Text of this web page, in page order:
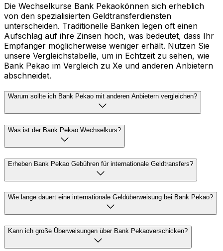
Die Wechselkurse Bank Pekaokönnen sich erheblich
von den spezialisierten Geldtransferdiensten
unterscheiden. Traditionelle Banken legen oft einen
Aufschlag auf ihre Zinsen hoch, was bedeutet, dass Ihr
Empfänger möglicherweise weniger erhält. Nutzen Sie
unsere Vergleichstabelle, um in Echtzeit zu sehen, wie
Bank Pekao im Vergleich zu Xe und anderen Anbietern
abschneidet.
Warum sollte ich Bank Pekao mit anderen Anbietern vergleichen?
Was ist der Bank Pekao Wechselkurs?
Erheben Bank Pekao Gebühren für internationale Geldtransfers?
Wie lange dauert eine internationale Geldüberweisung bei Bank Pekao?
Kann ich große Überweisungen über Bank Pekaoverschicken?